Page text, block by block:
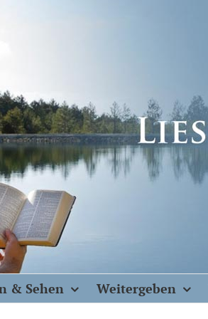
& Sehen Weitergeben